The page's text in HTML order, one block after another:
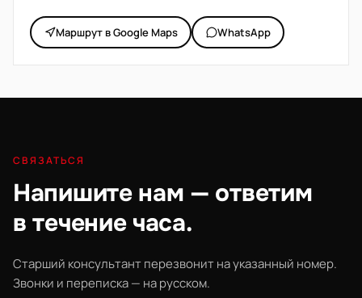
Маршрут в Google Maps WhatsApp
СВЯЗАТЬСЯ
Напишите нам — ответим
в течение часа.
Старший консультант перезвонит на указанный номер.
Звонки и переписка — на русском.